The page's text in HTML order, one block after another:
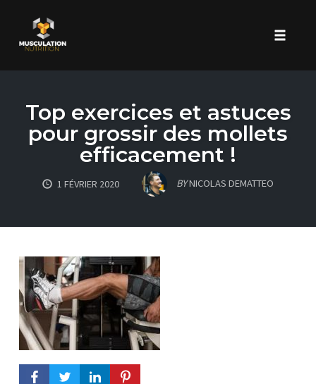
contentTop exercices et astuces
pour grossir des mollets
efficacement !
1 FÉVRIER 2020 BYNICOLAS DEMATTEO